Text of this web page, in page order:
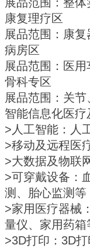
医用影像区
展品范围：放
处理系统等
手术室区
展品范围：手
医疗器械/设备区
展品范围：内
IVD体外诊断&
展品范围：整
康复理疗区
展品范围：康
病房区